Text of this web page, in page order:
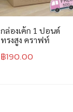
กล่องเค้ก 1 ปอนด์
ทรงสูง คราฟท์
฿190.00